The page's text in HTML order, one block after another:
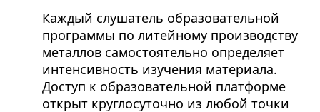
Каждый слушатель образовательной
программы по литейному производству
металлов самостоятельно определяет
интенсивность изучения материала.
Доступ к образовательной платформе
открыт круглосуточно из любой точки